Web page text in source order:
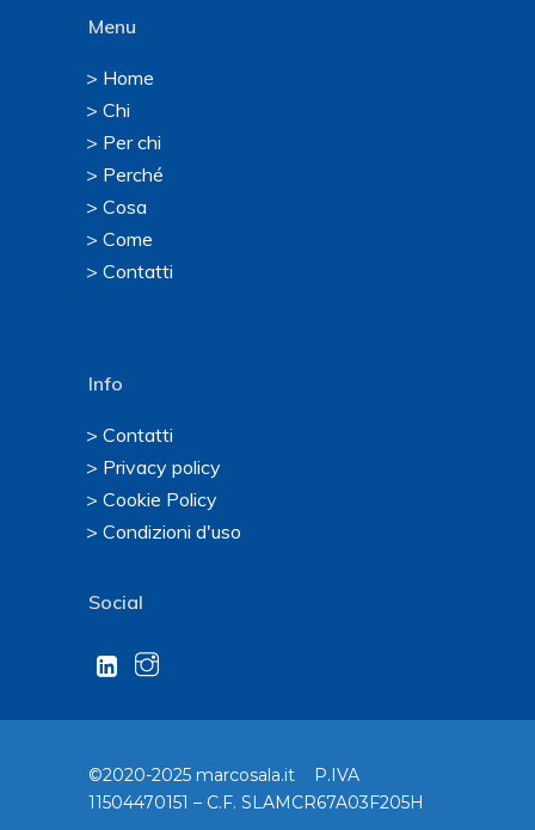
Menu
> Home
> Chi
> Per chi
> Perché
> Cosa
> Come
> Contatti
Info
> Contatti
> Privacy policy
> Cookie Policy
> Condizioni d'uso
Social
©2020-2025 marcosala.it P.IVA
11504470151 – C.F. SLAMCR67A03F205H